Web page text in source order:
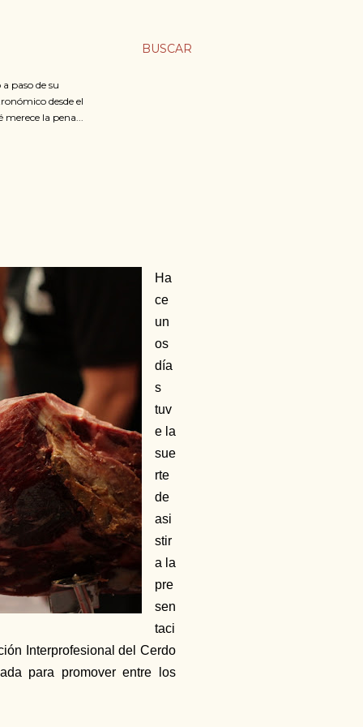
BUSCAR
paso de su
desde el
merece la pena...
Ha
ce
un
os
día
s
tuv
e la
sue
rte
de
asi
stir
a la
pre
sen
taci
Interprofesional del Cerdo
para promover entre los